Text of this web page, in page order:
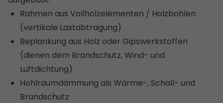
Rahmen aus Vollholzelementen / Holzbohlen
(vertikale Lastabtragung)
Beplankung aus Holz oder Gipswerkstoffen
(dienen dem Brandschutz, Wind- und
Luftdichtung)
Hohlraumdämmung als Wärme-, Schall- und
Brandschutz